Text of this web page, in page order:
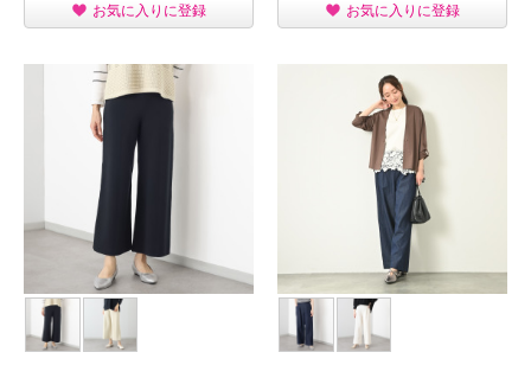
お気に入りに登録 お気に入りに登録